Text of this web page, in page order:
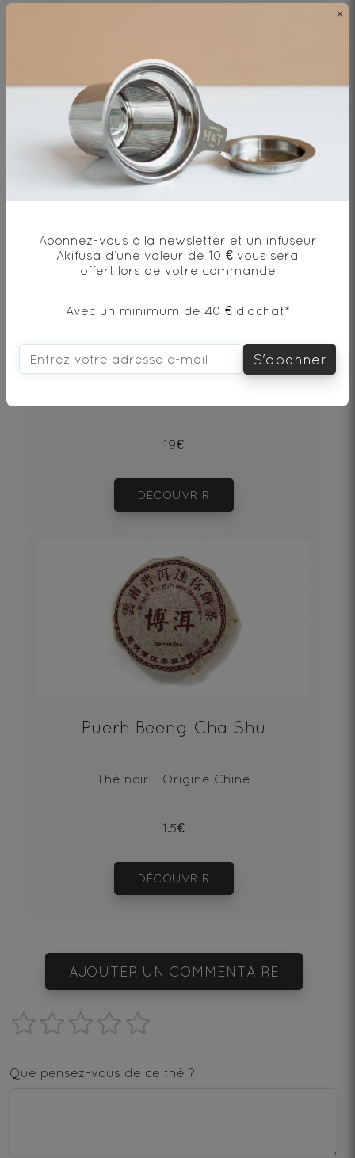
100€
DÉCOUVRIR
PU‘ERH BEENG CHA SHU 100g
19€
DÉCOUVRIR
Puerh Beeng Cha Shu
Thé noir - Origine Chine
1.5€
DÉCOUVRIR
AJOUTER UN COMMENTAIRE
star
—
—
stars
Que pensez-vous de ce thé ?
×
Abonnez-vous à la newsletter et un infuseur
Akifusa d’une valeur de 10 € vous sera
offert lors de votre commande
Avec un minimum de 40 € d’achat*
S'abonner